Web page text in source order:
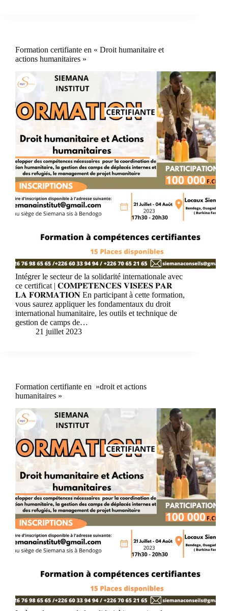
Formation certifiante en « Droit humanitaire et
actions humanitaires »
Intégrer le secteur de la solidarité internationale avec
ce certificat | 𝐂𝐎𝐌𝐏𝐄́𝐓𝐄𝐍𝐂𝐄𝐒 𝐕𝐈𝐒𝐄́𝐄𝐒 𝐏𝐀𝐑
𝐋𝐀 𝐅𝐎𝐑𝐌𝐀𝐓𝐈𝐎𝐍 En participant à cette formation,
vous saurez appliquer les fondamentaux du droit
international humanitaire, les outils et technique de
gestion de camps de…
21 juillet 2023
Formation certifiante en »droit et actions
humanitaires »